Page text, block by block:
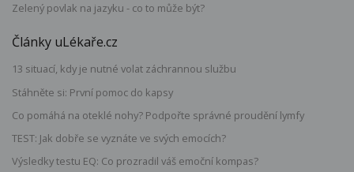
Zelený povlak na jazyku - co to může být?
Články uLékaře.cz
13 situací, kdy je nutné volat záchrannou službu
Stáhněte si: První pomoc do kapsy
Co pomáhá na oteklé nohy? Podpořte správné proudění lymfy
TEST: Jak dobře se vyznáte ve svých emocích?
Výsledky testu EQ: Co prozradil váš emoční kompas?